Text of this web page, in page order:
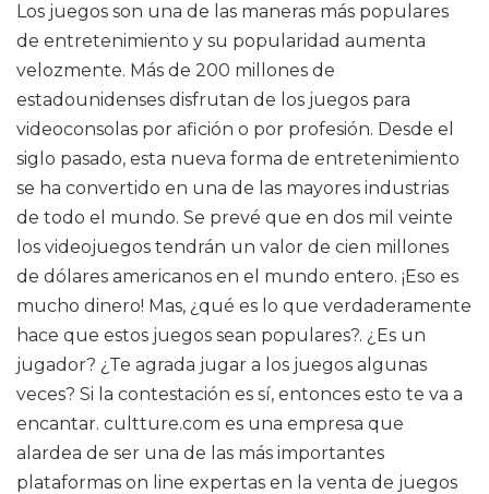
Los juegos son una de las maneras más populares
de entretenimiento y su popularidad aumenta
velozmente. Más de 200 millones de
estadounidenses disfrutan de los juegos para
videoconsolas por afición o por profesión. Desde el
siglo pasado, esta nueva forma de entretenimiento
se ha convertido en una de las mayores industrias
de todo el mundo. Se prevé que en dos mil veinte
los videojuegos tendrán un valor de cien millones
de dólares americanos en el mundo entero. ¡Eso es
mucho dinero! Mas, ¿qué es lo que verdaderamente
hace que estos juegos sean populares?. ¿Es un
jugador? ¿Te agrada jugar a los juegos algunas
veces? Si la contestación es sí, entonces esto te va a
encantar. cultture.com es una empresa que
alardea de ser una de las más importantes
plataformas on line expertas en la venta de juegos